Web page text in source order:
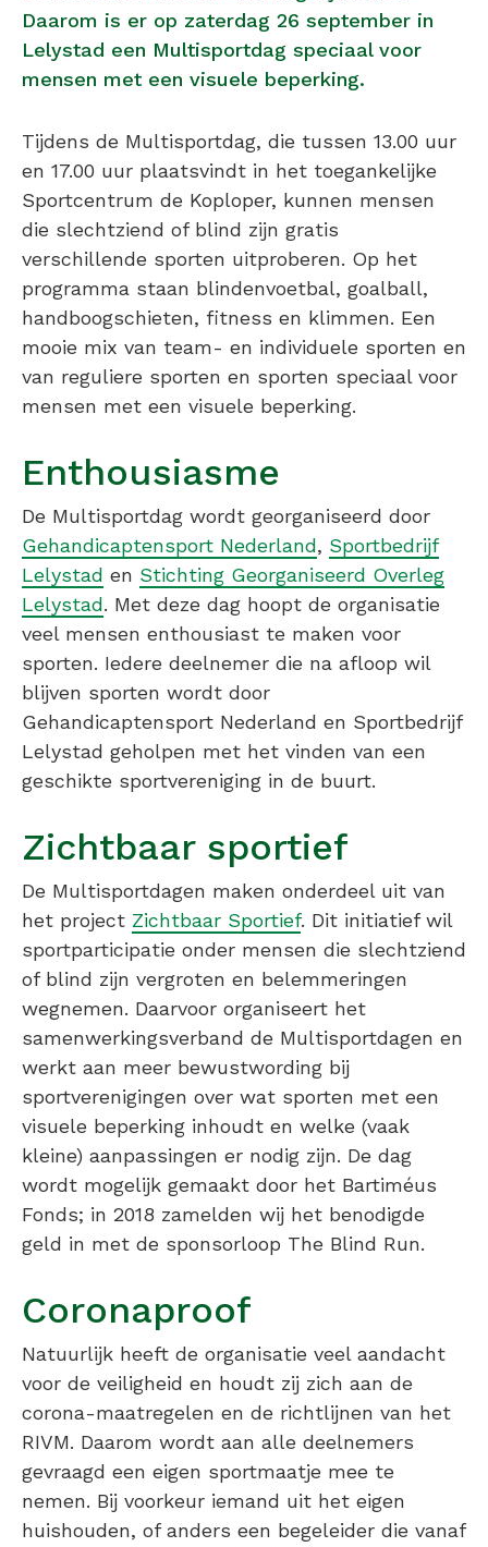
Daarom is er op zaterdag 26 september in
Lelystad een Multisportdag speciaal voor
mensen met een visuele beperking.
Tijdens de Multisportdag, die tussen 13.00 uur
en 17.00 uur plaatsvindt in het toegankelijke
Sportcentrum de Koploper, kunnen mensen
die slechtziend of blind zijn gratis
verschillende sporten uitproberen. Op het
programma staan blindenvoetbal, goalball,
handboogschieten, fitness en klimmen. Een
mooie mix van team- en individuele sporten en
van reguliere sporten en sporten speciaal voor
mensen met een visuele beperking.
Enthousiasme
De Multisportdag wordt georganiseerd door
Gehandicaptensport Nederland, Sportbedrijf
Lelystad en Stichting Georganiseerd Overleg
Lelystad. Met deze dag hoopt de organisatie
veel mensen enthousiast te maken voor
sporten. Iedere deelnemer die na afloop wil
blijven sporten wordt door
Gehandicaptensport Nederland en Sportbedrijf
Lelystad geholpen met het vinden van een
geschikte sportvereniging in de buurt.
Zichtbaar sportief
De Multisportdagen maken onderdeel uit van
het project Zichtbaar Sportief. Dit initiatief wil
sportparticipatie onder mensen die slechtziend
of blind zijn vergroten en belemmeringen
wegnemen. Daarvoor organiseert het
samenwerkingsverband de Multisportdagen en
werkt aan meer bewustwording bij
sportverenigingen over wat sporten met een
visuele beperking inhoudt en welke (vaak
kleine) aanpassingen er nodig zijn. De dag
wordt mogelijk gemaakt door het Bartiméus
Fonds; in 2018 zamelden wij het benodigde
geld in met de sponsorloop The Blind Run.
Coronaproof
Natuurlijk heeft de organisatie veel aandacht
voor de veiligheid en houdt zij zich aan de
corona-maatregelen en de richtlijnen van het
RIVM. Daarom wordt aan alle deelnemers
gevraagd een eigen sportmaatje mee te
nemen. Bij voorkeur iemand uit het eigen
huishouden, of anders een begeleider die vanaf